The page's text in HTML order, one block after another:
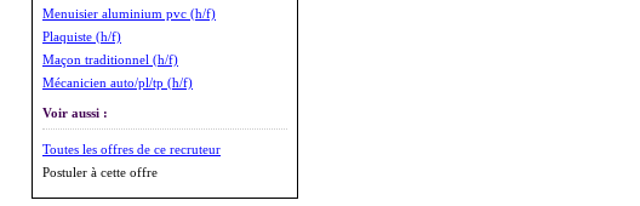
Menuisier aluminium pvc (h/f)
Plaquiste (h/f)
Maçon traditionnel (h/f)
Mécanicien auto/pl/tp (h/f)
Voir aussi :
Toutes les offres de ce recruteur
Postuler à cette offre